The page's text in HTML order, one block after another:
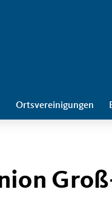
Ortsvereinigungen